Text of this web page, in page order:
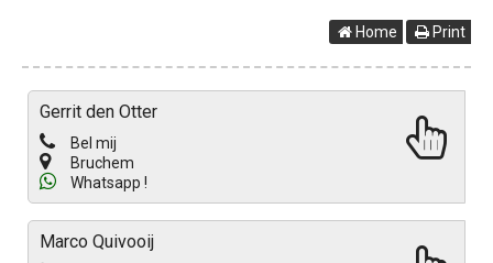
Home Print
Gerrit den Otter
Bel mij
Bruchem
Whatsapp !
Marco Quivooij